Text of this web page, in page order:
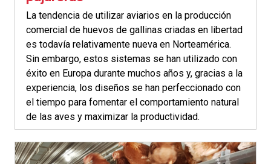
La tendencia de utilizar aviarios en la producción
comercial de huevos de gallinas criadas en libertad
es todavía relativamente nueva en Norteamérica.
Sin embargo, estos sistemas se han utilizado con
éxito en Europa durante muchos años y, gracias a la
experiencia, los diseños se han perfeccionado con
el tiempo para fomentar el comportamiento natural
de las aves y maximizar la productividad.